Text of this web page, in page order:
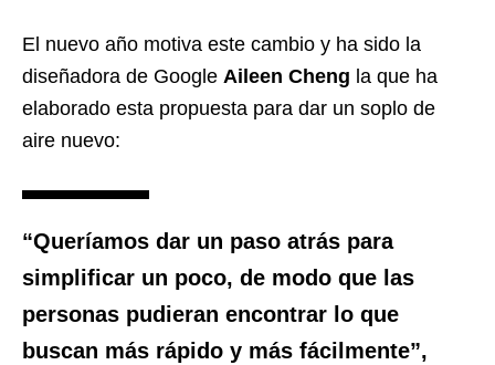
El nuevo año motiva este cambio y ha sido la
diseñadora de Google Aileen Cheng la que ha
elaborado esta propuesta para dar un soplo de
aire nuevo:
“Queríamos dar un paso atrás para
simplificar un poco, de modo que las
personas pudieran encontrar lo que
buscan más rápido y más fácilmente”,